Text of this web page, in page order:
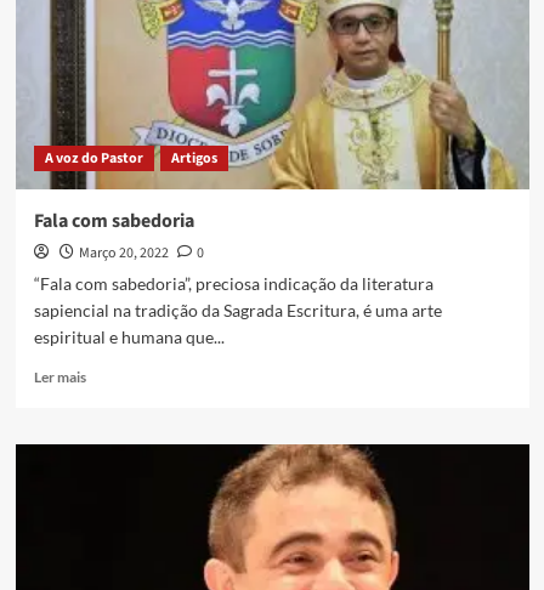
A voz do Pastor Artigos
Fala com sabedoria
Março 20, 2022
0
“Fala com sabedoria”, preciosa indicação da literatura
sapiencial na tradição da Sagrada Escritura, é uma arte
espiritual e humana que...
Ler mais